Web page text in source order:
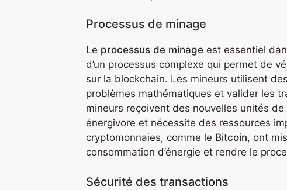
Processus de minage
Le processus de minage est essentiel
d’un processus complexe qui permet de
sur la blockchain. Les mineurs utilisent
problèmes mathématiques et valider les
mineurs reçoivent des nouvelles unités
énergivore et nécessite des ressources
cryptomonnaies, comme le Bitcoin, ont
consommation d’énergie et rendre le
Sécurité des transactions